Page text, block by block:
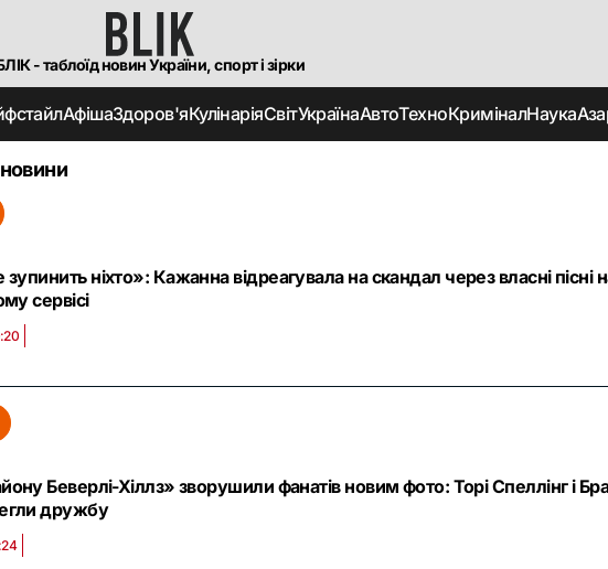
- таблоїд новин України, спорт і зірки
АфішаЗдоров'яКулінаріяСвітУкраїнаАвтоТехноКриміналНаука
ніхто»: Кажанна відреагувала на скандал через власні пісні
сервісі
Беверлі-Хіллз» зворушили фанатів новим фото: Торі Спеллінг і
дружбу